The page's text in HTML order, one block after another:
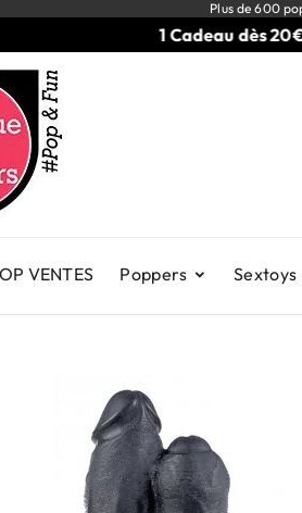
Plus de 600
1 Cadeau dès 20€
VENTES Poppers Sextoys